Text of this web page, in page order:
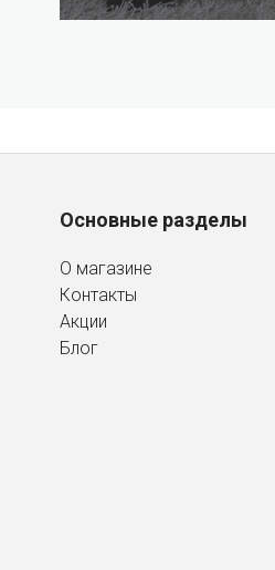
Основные разделы
О магазине
Контакты
Акции
Блог